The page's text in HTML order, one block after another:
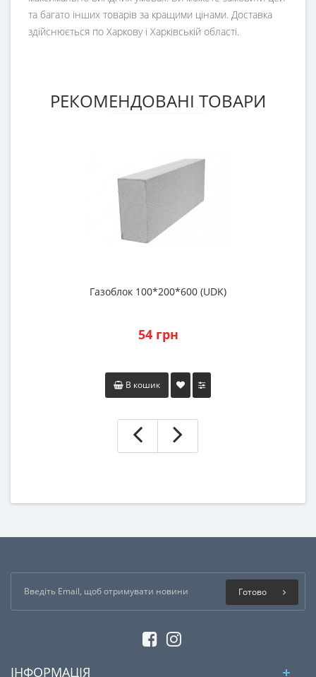
та багато інших товарів за кращими цінами. Доставка
здійснюється по Харкову і Харківській області.
РЕКОМЕНДОВАНІ ТОВАРИ
Газоблок 100*200*600 (UDK)
54 грн
В кошик
Готово
ІНФОРМАЦІЯ